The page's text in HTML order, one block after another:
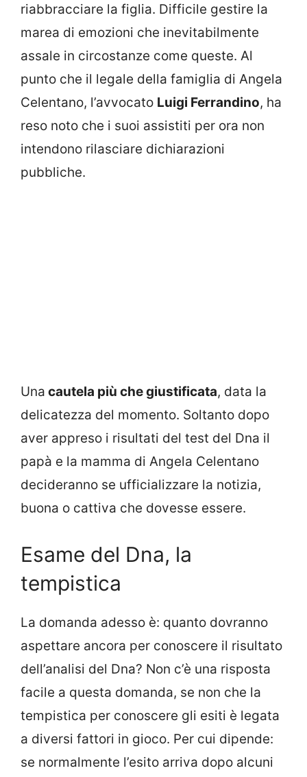
riabbracciare la figlia. Difficile gestire la
marea di emozioni che inevitabilmente
assale in circostanze come queste. Al
punto che il legale della famiglia di Angela
Celentano, l’avvocato Luigi Ferrandino, ha
reso noto che i suoi assistiti per ora non
intendono rilasciare dichiarazioni
pubbliche.
Una cautela più che giustificata, data la
delicatezza del momento. Soltanto dopo
aver appreso i risultati del test del Dna il
papà e la mamma di Angela Celentano
decideranno se ufficializzare la notizia,
buona o cattiva che dovesse essere.
Esame del Dna, la
tempistica
La domanda adesso è: quanto dovranno
aspettare ancora per conoscere il risultato
dell’analisi del Dna? Non c’è una risposta
facile a questa domanda, se non che la
tempistica per conoscere gli esiti è legata
a diversi fattori in gioco. Per cui dipende:
se normalmente l’esito arriva dopo alcuni